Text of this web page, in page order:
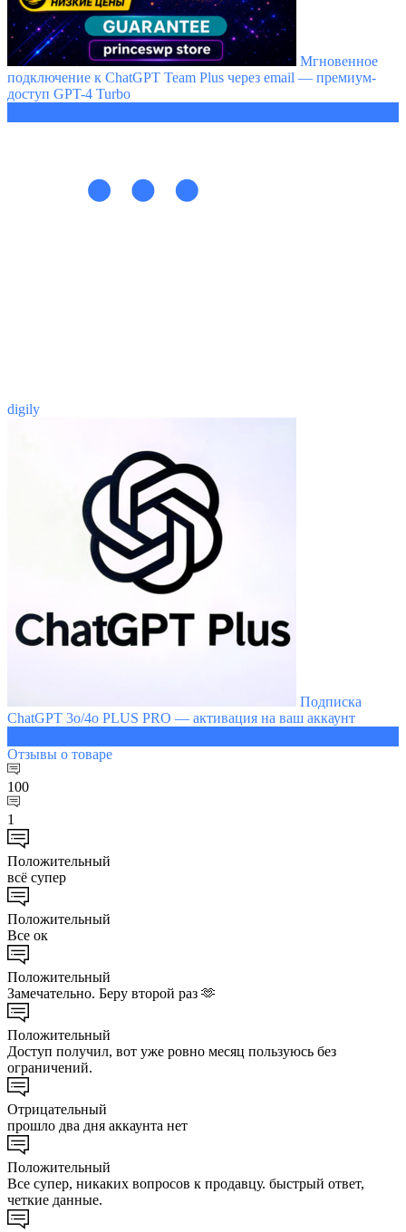
Мгновенное
подключение к ChatGPT Team Plus через email — премиум-
доступ GPT-4 Turbo
digily
Подписка
ChatGPT 3o/4o PLUS PRO — активация на ваш аккаунт
Отзывы о товаре
100
1
Положительный
всё супер
Положительный
Все ок
Положительный
Замечательно. Беру второй раз 🫶
Положительный
Доступ получил, вот уже ровно месяц пользуюсь без
ограничений.
Отрицательный
прошло два дня аккаунта нет
Положительный
Все супер, никаких вопросов к продавцу. быстрый ответ,
четкие данные.